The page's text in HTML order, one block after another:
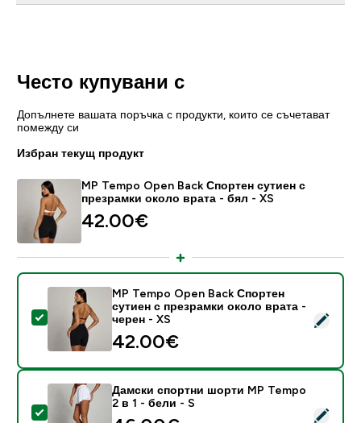
Често купувани с
Допълнете вашата поръчка с продукти, които се съчетават
помежду си
Избран текущ продукт
MP Tempo Open Back Спортен сутиен с
презрамки около врата - бял - XS
42.00€‎
Select this product - MP Tempo Open Back Спортен
MP Tempo Open Back Спортен
сутиен с презрамки около врата -
черен - XS
42.00€‎
Select this product - Дамски спортни шорти MP
Дамски спортни шорти MP Tempo
2 в 1 - бели - S